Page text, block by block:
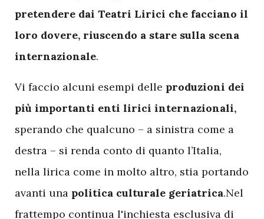
pretendere dai Teatri Lirici che facciano il
loro dovere, riuscendo a stare sulla scena
internazionale.
Vi faccio alcuni esempi delle produzioni dei
più importanti enti lirici internazionali,
sperando che qualcuno – a sinistra come a
destra – si renda conto di quanto l’Italia,
nella lirica come in molto altro, stia portando
avanti una politica culturale geriatrica.Nel
frattempo continua l'inchiesta esclusiva di